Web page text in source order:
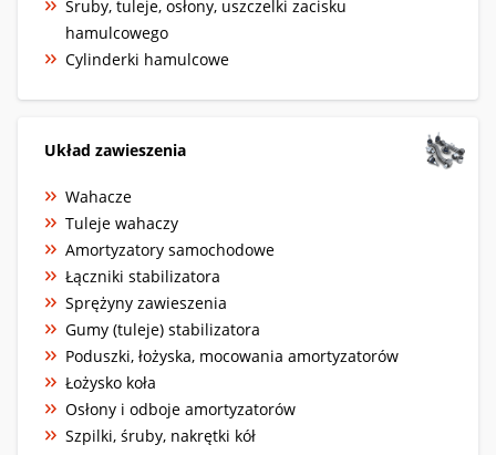
Śruby, tuleje, osłony, uszczelki zacisku
hamulcowego
Cylinderki hamulcowe
Układ zawieszenia
Wahacze
Tuleje wahaczy
Amortyzatory samochodowe
Łączniki stabilizatora
Sprężyny zawieszenia
Gumy (tuleje) stabilizatora
Poduszki, łożyska, mocowania amortyzatorów
Łożysko koła
Osłony i odboje amortyzatorów
Szpilki, śruby, nakrętki kół